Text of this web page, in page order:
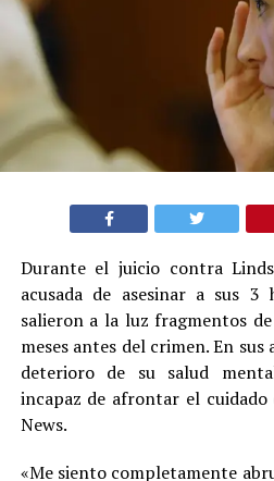
Durante el juicio contra
acusada de asesinar a sus 3
salieron a la luz fragmentos
meses antes del crimen. En
deterioro de su salud
incapaz de afrontar el cuidado
News.
«Me siento completamente